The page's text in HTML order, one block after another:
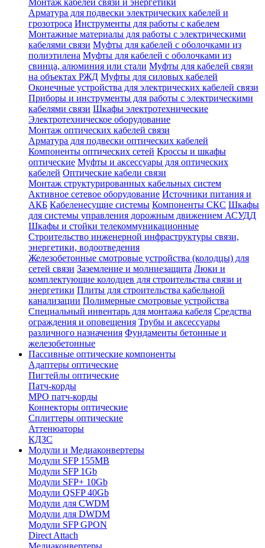
Арматура для подвески электрических кабелей и
грозотроса Инструменты для работы с кабелем
Монтажные материалы для работы с электрическими
кабелями связи Муфты для кабелей с оболочками из
полиэтилена Муфты для кабелей с оболочками из
свинца, алюминия или стали Муфты для кабелей связи
на объектах РЖД Муфты для силовых кабелей
Оконечные устройства для электрических кабелей связи
Приборы и инструменты для работы с электрическими
кабелями связи Шкафы электротехнические
Электротехническое оборудование
Монтаж оптических кабелей связи
Арматура для подвески оптических кабелей
Компоненты оптических сетей Кроссы и шкафы
оптические Муфты и аксессуары для оптических
кабелей Оптические кабели связи
Монтаж структурированных кабельных систем
Активное сетевое оборудование Источники питания и
АКБ Кабеленесущие системы Компоненты СКС Шкафы
для системы управления дорожным движением АСУДД
Шкафы и стойки телекоммуникационные
Строительство инженерной инфраструктуры связи,
энергетики, водоотведения
Железобетонные смотровые устройства (колодцы) для
сетей связи Заземление и молниезащита Люки и
комплектующие колодцев для строительства связи и
энергетики Плиты для строительства кабельной
канализации Полимерные смотровые устройства
Специальный инвентарь для монтажа кабеля Средства
ограждения и оповещения Трубы и аксессуары
различного назначения Фундаменты бетонные и
железобетонные
Пассивные оптические компоненты
Адаптеры оптические
Пигтейлы оптические
Патч-корды
MPO патч-корды
Коннекторы оптические
Сплиттеры оптические
Аттенюаторы
КДЗС
Модули и Медиаконвертеры
Модули SFP 155MB
Модули SFP 1Gb
Модули SFP+ 10Gb
Модули QSFP 40Gb
Модули для CWDM
Модули для DWDM
Модули SFP GPON
Direct Attach
Медиаконвертеры